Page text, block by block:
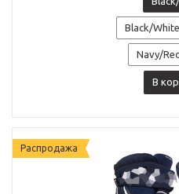
Black/White
Navy/
В
Распродажа